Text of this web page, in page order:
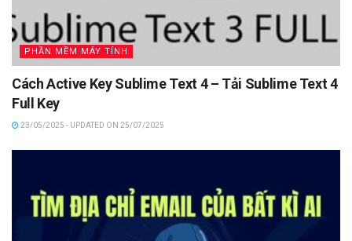
PHẦN MỀM MÁY TÍNH
Cách Active Key Sublime Text 4 – Tải Sublime Text 4
Full Key
23/05/2025 - UPDATED ON 25/07/2025